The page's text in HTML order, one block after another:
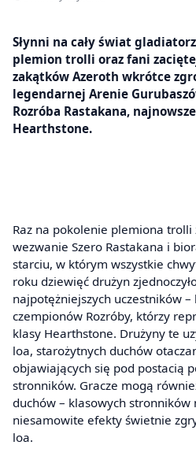
Słynni na cały świat
plemion trolli oraz fani
zakątków Azeroth wkrótce
legendarnej Arenie
Rozróba Rastakana,
Hearthstone.
Raz na pokolenie plemiona
wezwanie Szero Rastakana i
starciu, w którym wszystkie
roku dziewięć drużyn
najpotężniejszych uczestników
czempionów Rozróby, którzy
klasy Hearthstone. Drużyny te
loa, starożytnych duchów
objawiających się pod postacią
stronników. Gracze mogą
duchów – klasowych stronników
niesamowite efekty świetnie
loa.